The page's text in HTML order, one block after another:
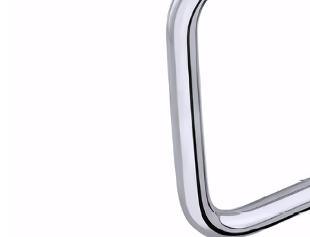
Contra insectos
Mobiliario de vestuarios